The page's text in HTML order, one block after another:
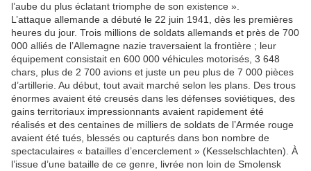
l’aube du plus éclatant triomphe de son existence ».
L’attaque allemande a débuté le 22 juin 1941, dès les premières
heures du jour. Trois millions de soldats allemands et près de 700
000 alliés de l’Allemagne nazie traversaient la frontière ; leur
équipement consistait en 600 000 véhicules motorisés, 3 648
chars, plus de 2 700 avions et juste un peu plus de 7 000 pièces
d’artillerie. Au début, tout avait marché selon les plans. Des trous
énormes avaient été creusés dans les défenses soviétiques, des
gains territoriaux impressionnants avaient rapidement été
réalisés et des centaines de milliers de soldats de l’Armée rouge
avaient été tués, blessés ou capturés dans bon nombre de
spectaculaires « batailles d’encerclement » (Kesselschlachten). À
l’issue d’une bataille de ce genre, livrée non loin de Smolensk